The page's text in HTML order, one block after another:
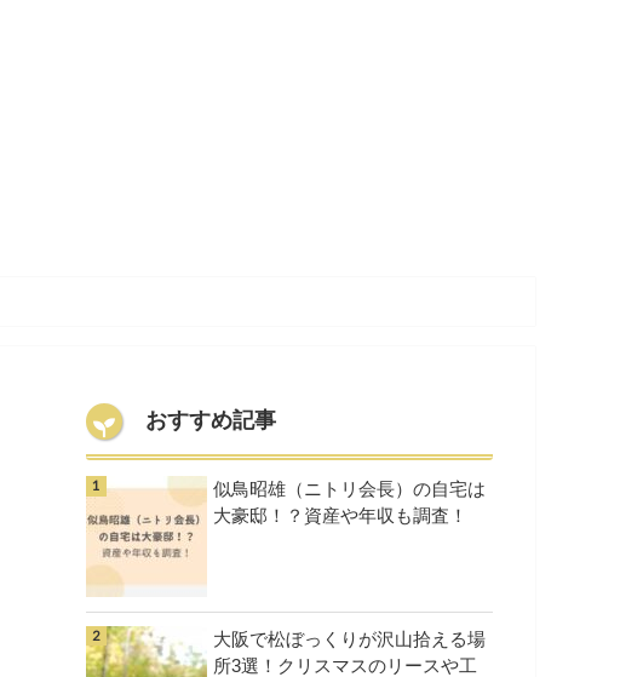
おすすめ記事
似鳥昭雄（ニトリ会長）の自宅は
大豪邸！？資産や年収も調査！
大阪で松ぼっくりが沢山拾える場
所3選！クリスマスのリースや工